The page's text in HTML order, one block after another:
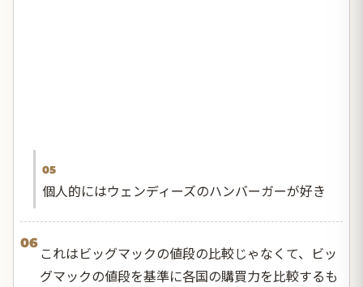
05
個人的にはウェンディーズのハンバーガーが好き
06
これはビッグマックの値段の比較じゃなくて、ビッ
グマックの値段を基準に各国の購買力を比較するも